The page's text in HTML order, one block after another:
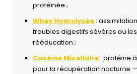
protéinée ;
Whey Hydrolysée :
troubles digestifs sévères ou
rééducation ;
Caséine Micellaire : protéine
pour la récupération nocturne